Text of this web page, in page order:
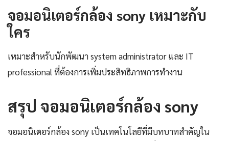
จอมอนิเตอร์กล้อง sony เหมาะกับ
ใคร
เหมาะสำหรับนักพัฒนา system administrator และ IT
professional ที่ต้องการเพิ่มประสิทธิภาพการทำงาน
สรุป จอมอนิเตอร์กล้อง sony
จอมอนิเตอร์กล้อง sony เป็นเทคโนโลยีที่มีบทบาทสำคัญใน